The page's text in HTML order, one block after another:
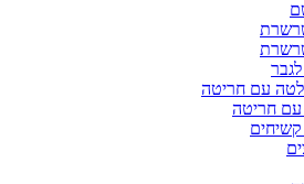
עם חריטה
עם חריטה